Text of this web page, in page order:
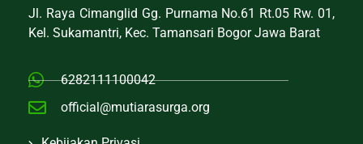
Jl. Raya Cimanglid Gg. Purnama No.61 Rt.05 Rw. 01,
Kel. Sukamantri, Kec. Tamansari Bogor Jawa Barat
6282111100042
official@mutiarasurga.org